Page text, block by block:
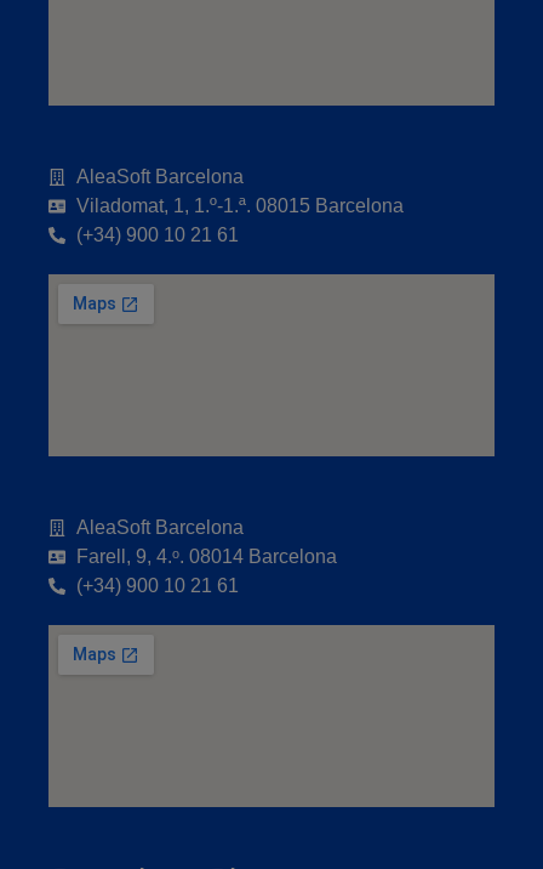
AleaSoft Barcelona
Viladomat, 1, 1.º-1.ª. 08015 Barcelona
(+34) 900 10 21 61
AleaSoft Barcelona
Farell, 9, 4.ᵒ. 08014 Barcelona
(+34) 900 10 21 61